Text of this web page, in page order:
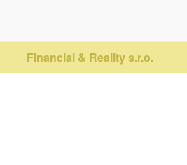
Financial & Reality s.r.o.